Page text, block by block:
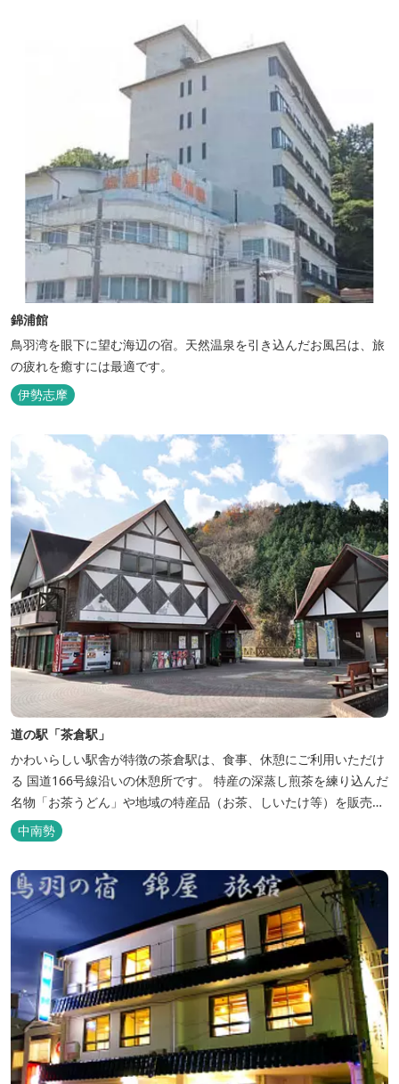
錦浦館
鳥羽湾を眼下に望む海辺の宿。天然温泉を引き込んだお風呂は、旅
の疲れを癒すには最適です。
伊勢志摩
道の駅「茶倉駅」
かわいらしい駅舎が特徴の茶倉駅は、食事、休憩にご利用いただけ
る 国道166号線沿いの休憩所です。 特産の深蒸し煎茶を練り込んだ
名物「お茶うどん」や地域の特産品（お茶、しいたけ等）を販売。
吊り橋をわたれば宿泊施設のエバーグレイズ香肌峡まですぐ。 【イ
チオシ名物】 ・味噌カツ丼…地元産の甘味噌を使ったボリュームた
っぷりの丼ぶり。 松阪の観光情報は、松阪観光インフォメ...
中南勢